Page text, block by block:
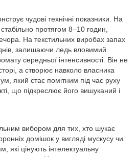
чудові технічні показники. На
протягом 8–10 годин,
На текстильних виробах запах
залишаючи ледь вловимий
середньої інтенсивності. Він не
а створює навколо власника
який стає помітним під час руху
що підкреслює його вишуканий і
вибором для тих, хто шукає
домішок у вигляді мускусу чи
які цінують інтелектуальну